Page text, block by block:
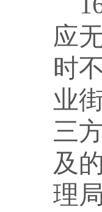
应
时
业
三
及
理